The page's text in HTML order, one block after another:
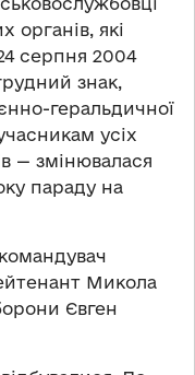
органів, які
серпня 2004
знак,
геральдичної
усіх
— змінювалася
параду на
Микола
Євген